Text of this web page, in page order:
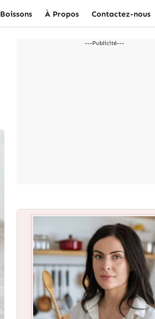
Boissons À Propos Contactez-nous
---Publicité---